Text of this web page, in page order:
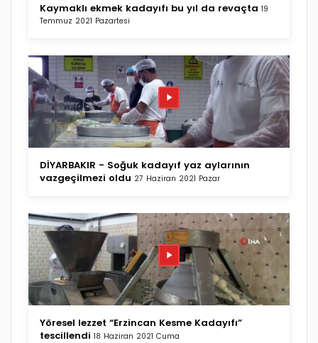
Kaymaklı ekmek kadayıfı bu yıl da revaçta 19
Temmuz 2021 Pazartesi
DİYARBAKIR - Soğuk kadayıf yaz aylarının
vazgeçilmezi oldu 27 Haziran 2021 Pazar
Yöresel lezzet “Erzincan Kesme Kadayıfı”
tescillendi 18 Haziran 2021 Cuma